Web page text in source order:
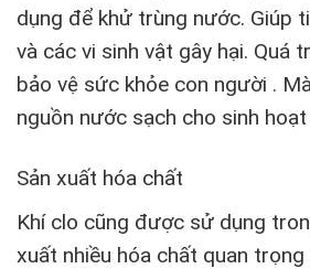
dụng để khử trùng nước. Giúp
và các vi sinh vật gây hại. Quá
bảo vệ sức khỏe con người .
nguồn nước sạch cho sinh hoạt
Sản xuất hóa chất
Khí clo cũng được sử dụng
xuất nhiều hóa chất quan trọng